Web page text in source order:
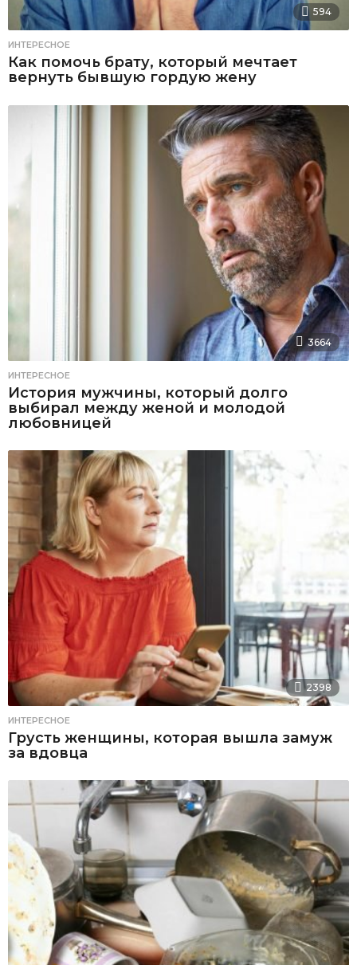
594
ИНТЕРЕСНОЕ
Как помочь брату, который мечтает
вернуть бывшую гордую жену
3664
ИНТЕРЕСНОЕ
История мужчины, который долго
выбирал между женой и молодой
любовницей
2398
ИНТЕРЕСНОЕ
Грусть женщины, которая вышла замуж
за вдовца